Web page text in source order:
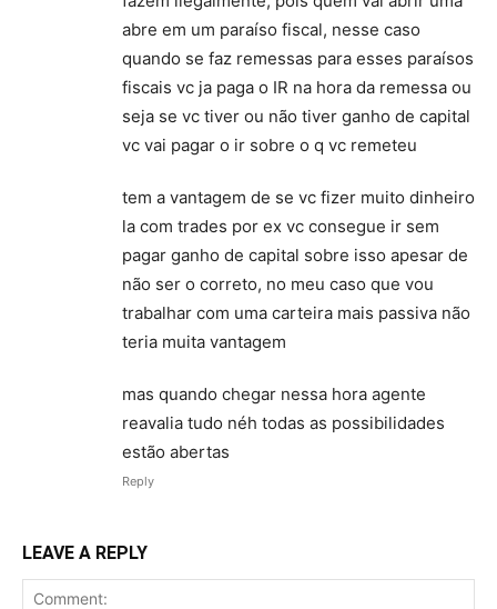
abre em um paraíso fiscal, nesse caso
quando se faz remessas para esses paraísos
fiscais vc ja paga o IR na hora da remessa ou
seja se vc tiver ou não tiver ganho de capital
vc vai pagar o ir sobre o q vc remeteu
tem a vantagem de se vc fizer muito dinheiro
la com trades por ex vc consegue ir sem
pagar ganho de capital sobre isso apesar de
não ser o correto, no meu caso que vou
trabalhar com uma carteira mais passiva não
teria muita vantagem
mas quando chegar nessa hora agente
reavalia tudo néh todas as possibilidades
estão abertas
Reply
LEAVE A REPLY